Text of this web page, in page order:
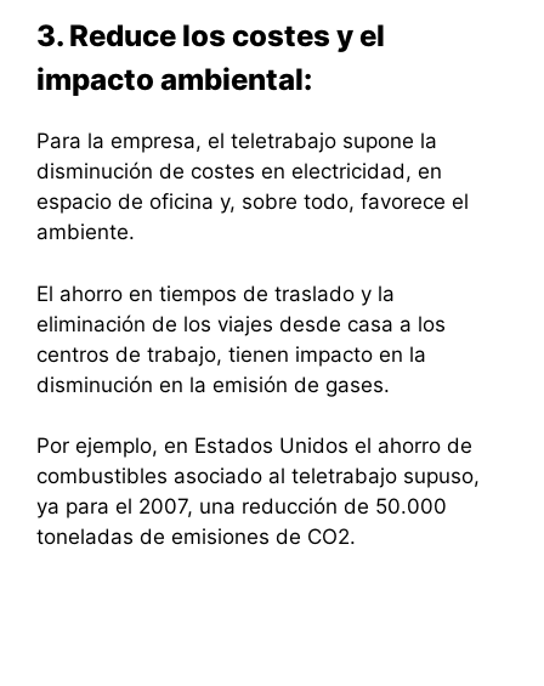
3. Reduce los costes y el
impacto ambiental:
Para la empresa, el teletrabajo supone la
disminución de costes en electricidad, en
espacio de oficina y, sobre todo, favorece el
ambiente.
El ahorro en tiempos de traslado y la
eliminación de los viajes desde casa a los
centros de trabajo, tienen impacto en la
disminución en la emisión de gases.
Por ejemplo, en Estados Unidos el ahorro de
combustibles asociado al teletrabajo supuso,
ya para el 2007, una reducción de 50.000
toneladas de emisiones de CO2.